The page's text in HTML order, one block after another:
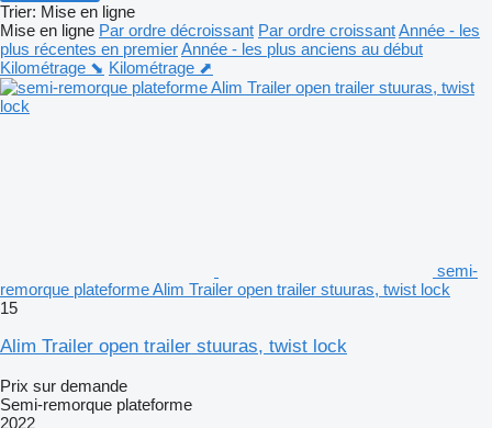
Trier: Mise en ligne
Mise en ligne Par ordre décroissant Par ordre croissantAnnée - les
plus récentes en premierAnnée - les plus anciens au début
Kilométrage ⬊ Kilométrage ⬈
semi-
remorque plateforme Alim Trailer open trailer stuuras, twist lock
15
Alim Trailer open trailer stuuras, twist lock
Prix sur demande
Semi-remorque plateforme
2022